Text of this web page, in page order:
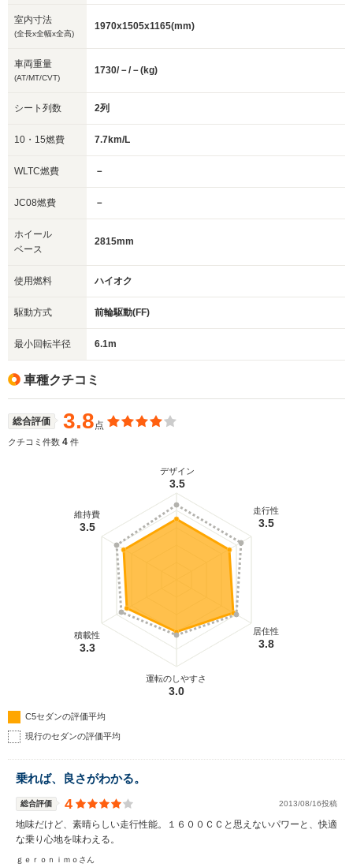
室内寸法
(全長x全幅x全高)
1970x1505x1165(mm)
車両重量
(AT/MT/CVT)
1730/－/－(kg)
シート列数 2列
10・15燃費 7.7km/L
WLTC燃費 －
JC08燃費 －
ホイール
ベース
2815mm
使用燃料 ハイオク
駆動方式 前輪駆動(FF)
最小回転半径 6.1m
車種クチコミ
総合評価 3.8点
クチコミ件数 4 件
デザイン
3.5
走行性
3.5
居住性
3.8
運転のしやすさ
3.0
積載性
3.3
維持費
3.5
C5セダンの評価平均
現行のセダンの評価平均
乗れば、良さがわかる。
総合評価 4 2013/08/16投稿
地味だけど、素晴らしい走行性能。１６００ＣＣと思えないパワーと、快適
な乗り心地を味わえる。
ｇｅｒｏｎｉｍｏさん